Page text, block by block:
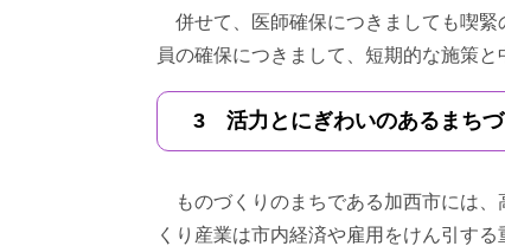
併せて、医師確保につきましても喫緊
員の確保につきまして、短期的な施策
3 活力とにぎわいのあるまちづ
ものづくりのまちである加西市には、
くり産業は市内経済や雇用をけん引する